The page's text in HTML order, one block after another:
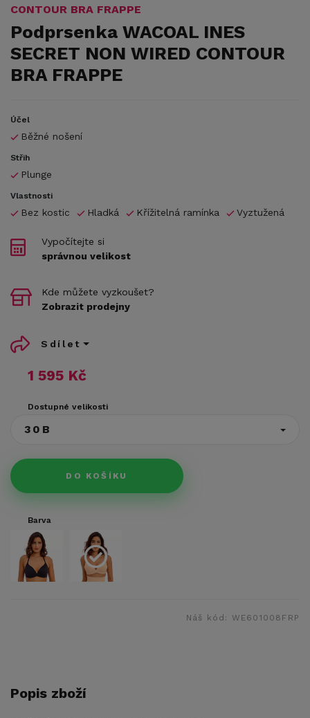
CONTOUR BRA FRAPPE
Podprsenka WACOAL INES
SECRET NON WIRED CONTOUR
BRA FRAPPE
Účel
Běžné nošení
Střih
Plunge
Vlastnosti
Bez kostic Hladká Křížitelná ramínka Vyztužená
1 595 Kč
Dostupné velikosti
30B
DO KOŠÍKU
Vypočítejte si
správnou velikost
Kde můžete vyzkoušet?
Zobrazit prodejny
Sdílet
Barva
Náš kód: WE601008FRP
Popis zboží